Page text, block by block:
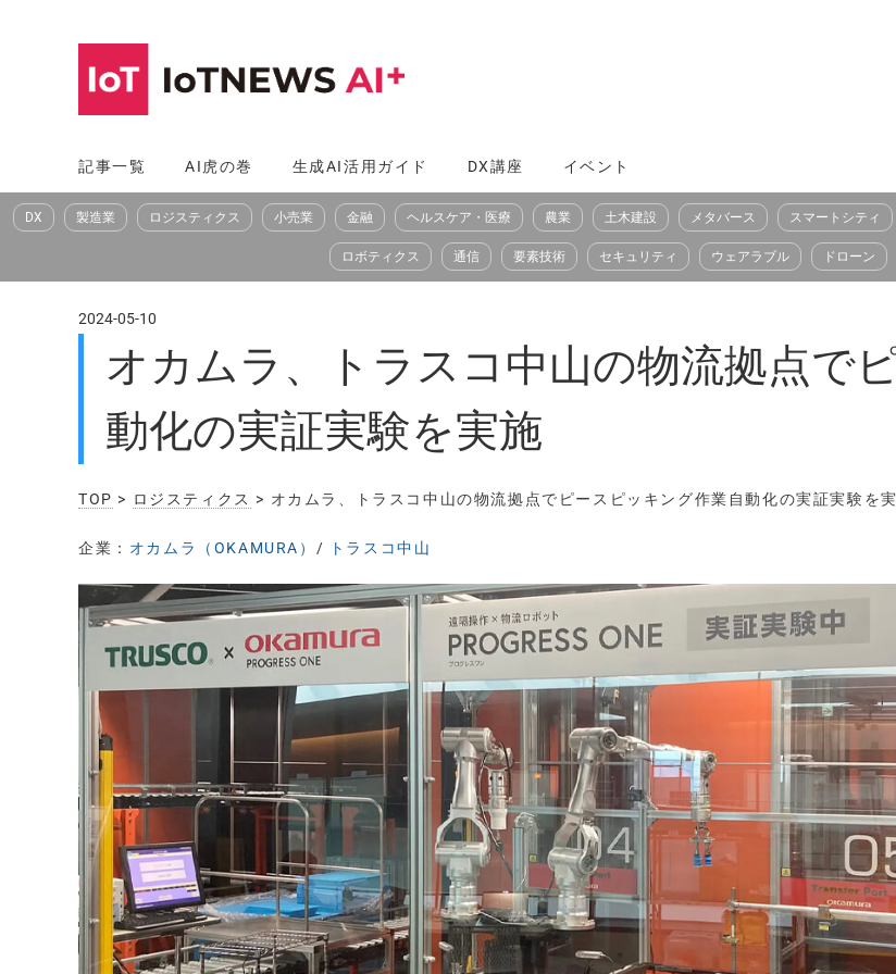
へ
ス
記事一覧 AI虎の巻 生成AI活用ガイド DX講座 イベント
DX 製造業 ロジスティクス 小売業 金融 ヘルスケア・医療 農業 土木建設 メタバース スマートシティ
ロボティクス 通信 要素技術 セキュリティ ウェアラブル ドローン
2024-05-10
オカムラ、トラスコ中山の物流拠点で
動化の実証実験を実施
TOP > ロジスティクス > オカムラ、トラスコ中山の物流拠点でピースピッキング作業自動化の実証実験を
企業： オカムラ（OKAMURA） / トラスコ中山